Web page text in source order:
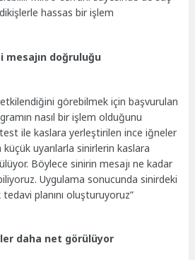
hassas bir işlem
doğruluğu
etkilendiğini görebilmek için başvurulan
nasıl bir işlem olduğunu
ile kaslara yerleştirilen ince iğneler
uyarılarla sinirlerin kaslara
Böylece sinirin mesajı ne kadar
Uygulama sonucunda sinirdeki
planını oluşturuyoruz”
daha net görülüyor